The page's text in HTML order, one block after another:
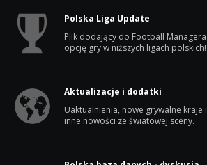
Polska Liga Update
Plik dodający do Football Managera
opcję gry w niższych ligach polskich!
Aktualizacje i dodatki
Uaktualnienia, nowe grywalne kraje i
inne nowości ze światowej sceny.